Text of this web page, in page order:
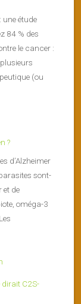
une étude
84 % des
le cancer :
(ou
?
d’Alzheimer
sont-
et de
oméga-3
dirait C2S-